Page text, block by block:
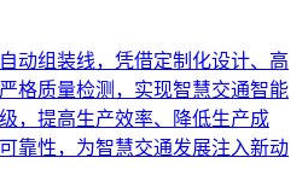
动组装线，凭借定制化设计、高
格质量检测，实现智慧交通智能
，提高生产效率、降低生产成
靠性，为智慧交通发展注入新动